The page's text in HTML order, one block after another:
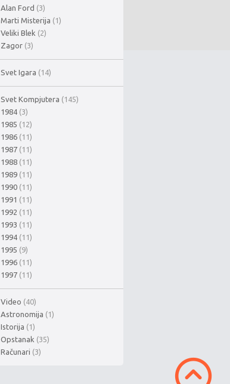
Alan Ford (3)
Marti Misterija (1)
Veliki Blek (2)
Zagor (3)
Svet Igara (14)
Svet Kompjutera (145)
1984 (3)
1985 (12)
1986 (11)
1987 (11)
1988 (11)
1989 (11)
1990 (11)
1991 (11)
1992 (11)
1993 (11)
1994 (11)
1995 (9)
1996 (11)
1997 (11)
Video (40)
Astronomija (1)
Istorija (1)
Opstanak (35)
Računari (3)